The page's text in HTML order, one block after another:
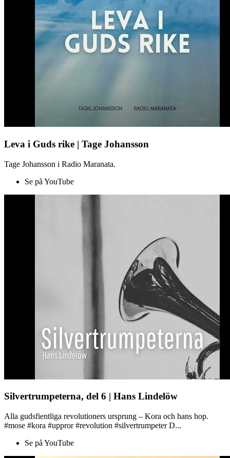
Leva i Guds rike | Tage Johansson
Tage Johansson i Radio Maranata.
Se på YouTube
Silvertrumpeterna, del 6 | Hans Lindelöw
Alla gudsfientliga revolutioners ursprung – Kora och hans hop.
#mose #kora #uppror #revolution #silvertrumpeter D...
Se på YouTube